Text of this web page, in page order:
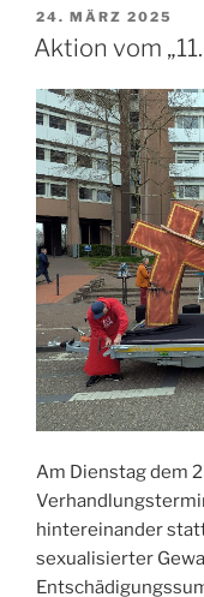
VERÖFFENTLICHT
AM
24. MÄRZ 2025
Aktion vom
Am Dienstag dem
hintereinander
sexualisierter